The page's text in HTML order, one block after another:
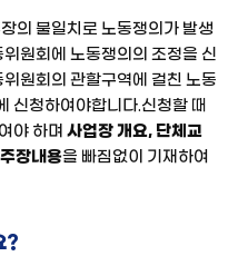
의 불일치로 노동쟁의가 발생
원회에 노동쟁의의 조정을 신
원회의 관할구역에 걸친 노동
신청하여야합니다.신청할 때
야 하며사업장 개요, 단체교
장내용을 빠짐없이 기재하여
?